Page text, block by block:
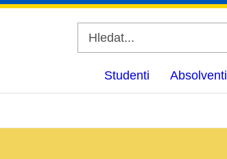
Studenti Absolventi